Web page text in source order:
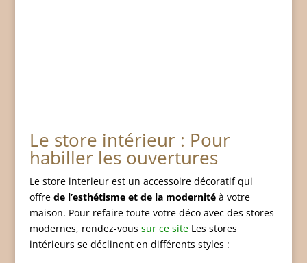
Le store intérieur : Pour
habiller les ouvertures
Le store interieur est un accessoire décoratif qui
offre de l’esthétisme et de la modernitéà votre
maison. Pour refaire toute votre déco avec des stores
modernes, rendez-vous sur ce siteLes stores
intérieurs se déclinent en différents styles :